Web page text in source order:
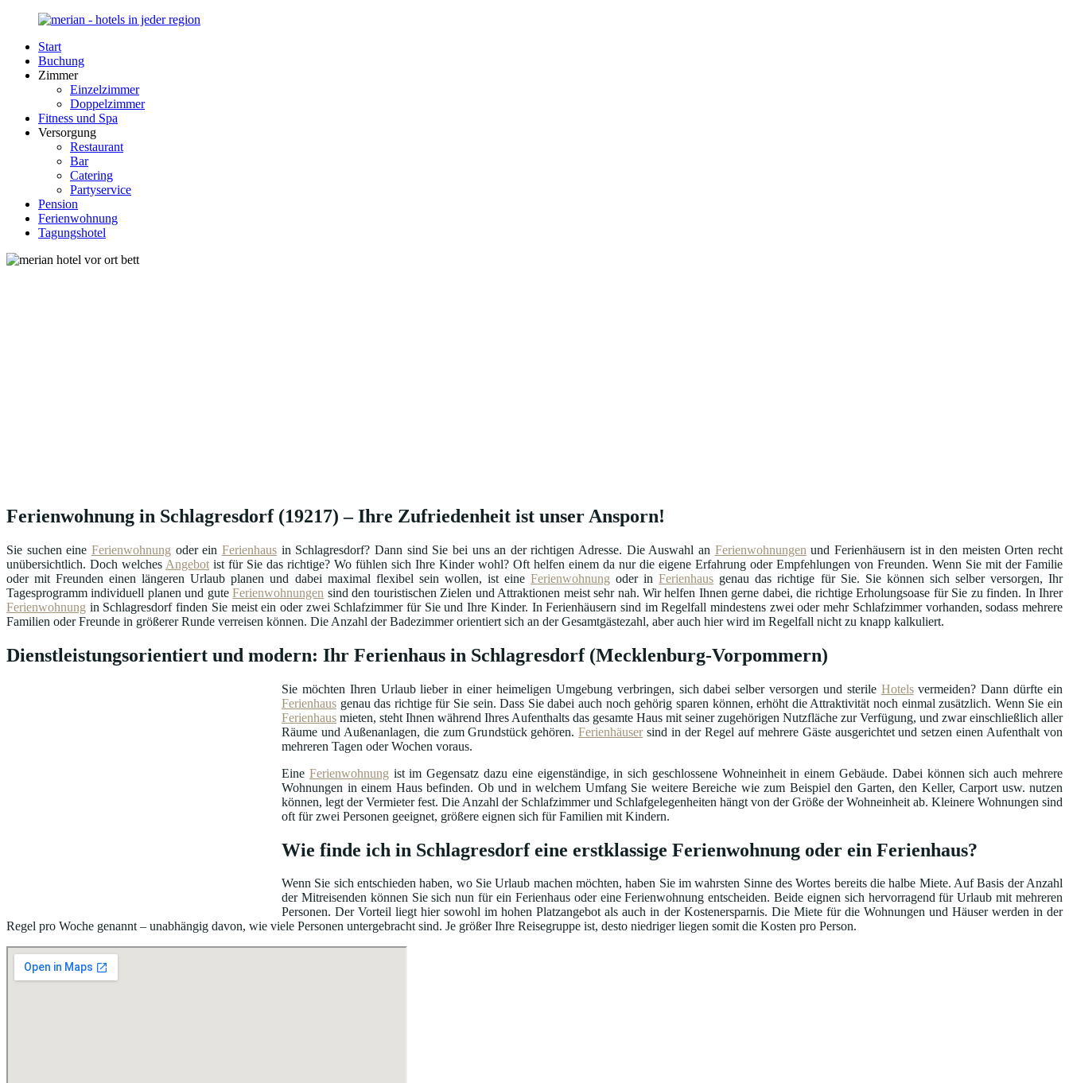
Zurück
Inhalt
Merian-
Hotel.de
Portal
Unterkunft
Deutschland
Start
Buchung
Zimmer
Einzelzimmer
Doppelzimmer
Fitness und Spa
Versorgung
Restaurant
Bar
Catering
Partyservice
Pension
Ferienwohnung
Tagungshotel
Ferienwohnung in Schlagresdorf (19217) – Ihre Zufriedenheit ist unser Ansporn!
Sie suchen eine Ferienwohnung oder ein Ferienhausin Schlagresdorf? Dann sind Sie bei uns an der richtigen Adresse. Die Auswahl an Ferienwohnungen und Ferienhäusern ist in den meisten Orten recht
unübersichtlich. Doch welches Angebot ist für Sie das richtige? Wo fühlen sich Ihre Kinder wohl? Oft helfen einem da nur die eigene Erfahrung oder Empfehlungen von Freunden. Wenn Sie mit der Familie
oder mit Freunden einen längeren Urlaub planen und dabei maximal flexibel sein wollen, ist eineFerienwohnung oder inFerienhaus genau das richtige für Sie. Sie können sich selber versorgen, Ihr
Tagesprogramm individuell planen und guteFerienwohnungen sind den touristischen Zielen und Attraktionen meist sehr nah. Wir helfen Ihnen gerne dabei, die richtige Erholungsoase für Sie zu finden. In Ihrer
Ferienwohnung in Schlagresdorf finden Sie meist ein oder zwei Schlafzimmer für Sie und Ihre Kinder. In Ferienhäusern sind im Regelfall mindestens zwei oder mehr Schlafzimmer vorhanden, sodass mehrere
Familien oder Freunde in größerer Runde verreisen können. Die Anzahl der Badezimmer orientiert sich an der Gesamtgästezahl, aber auch hier wird im Regelfall nicht zu knapp kalkuliert.
Dienstleistungsorientiert und modern: Ihr Ferienhaus in Schlagresdorf (Mecklenburg-Vorpommern)
Sie möchten Ihren Urlaub lieber in einer heimeligen Umgebung verbringen, sich dabei selber versorgen und sterile Hotelsvermeiden? Dann dürfte ein
Ferienhaus genau das richtige für Sie sein. Dass Sie dabei auch noch gehörig sparen können, erhöht die Attraktivität noch einmal zusätzlich. Wenn Sie ein
Ferienhaus mieten, steht Ihnen während Ihres Aufenthalts das gesamte Haus mit seiner zugehörigen Nutzfläche zur Verfügung, und zwar einschließlich aller
Räume und Außenanlagen, die zum Grundstück gehören.Ferienhäusersind in der Regel auf mehrere Gäste ausgerichtet und setzen einen Aufenthalt von
mehreren Tagen oder Wochen voraus.
Eine Ferienwohnung ist im Gegensatz dazu eine eigenständige, in sich geschlossene Wohneinheit in einem Gebäude. Dabei können sich auch mehrere
Wohnungen in einem Haus befinden. Ob und in welchem Umfang Sie weitere Bereiche wie zum Beispiel den Garten, den Keller, Carport usw. nutzen
können, legt der Vermieter fest. Die Anzahl der Schlafzimmer und Schlafgelegenheiten hängt von der Größe der Wohneinheit ab. Kleinere Wohnungen sind
oft für zwei Personen geeignet, größere eignen sich für Familien mit Kindern.
Wie finde ich in Schlagresdorf eine erstklassige Ferienwohnung oder ein Ferienhaus?
Wenn Sie sich entschieden haben, wo Sie Urlaub machen möchten, haben Sie im wahrsten Sinne des Wortes bereits die halbe Miete. Auf Basis der Anzahl
der Mitreisenden können Sie sich nun für ein Ferienhaus oder eine Ferienwohnung entscheiden. Beide eignen sich hervorragend für Urlaub mit mehreren
Personen. Der Vorteil liegt hier sowohl im hohen Platzangebot als auch in der Kostenersparnis. Die Miete für die Wohnungen und Häuser werden in der
Regel pro Woche genannt – unabhängig davon, wie viele Personen untergebracht sind. Je größer Ihre Reisegruppe ist, desto niedriger liegen somit die Kosten pro Person.